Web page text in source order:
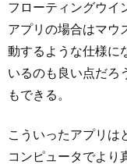
フローティングウイ
アプリの場合はマウ
動するような仕様に
いるのも良い点だろ
もできる。
こういったアプリは
コンピュータでより